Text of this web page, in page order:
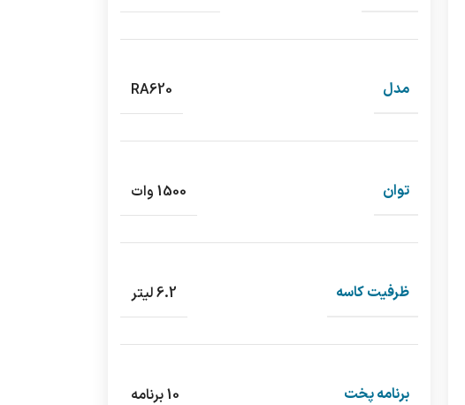
مدل RA620
توان 1500 وات
ظرفیت کاسه 6.2 لیتر
برنامه پخت 10 برنامه